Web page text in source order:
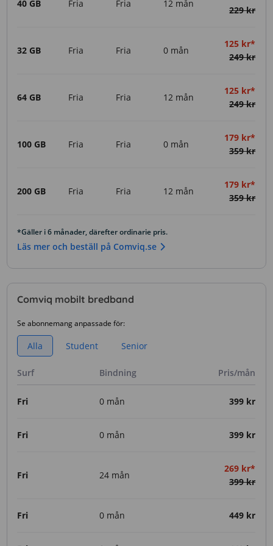
40 GB Fria Fria 12 mån
229 kr
32 GB Fria Fria 0 mån
125 kr*
249 kr
64 GB Fria Fria 12 mån
125 kr*
249 kr
100 GB Fria Fria 0 mån
179 kr*
359 kr
200 GB Fria Fria 12 mån
179 kr*
359 kr
*Gäller i 6 månader, därefter ordinarie pris.
Läs mer och beställ på Comviq.se
Comviq mobilt bredband
Se abonnemang anpassade för:
Alla Student Senior
Surf Bindning Pris/mån
Fri 0 mån 399 kr
Fri 0 mån 399 kr
Fri 24 mån
269 kr*
399 kr
Fri 0 mån 449 kr